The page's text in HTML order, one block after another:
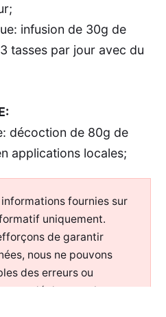
infusion de 30g de
tasses par jour avec du
décoction de 80g de
applications locales;
informations fournies sur
uniquement.
de garantir
nous ne pouvons
des erreurs ou
de consulter un